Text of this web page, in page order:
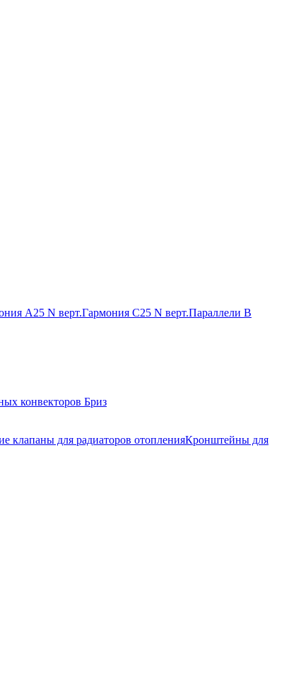
А25 N верт.Гармония С25 N верт.Параллели В
конвекторов Бриз
клапаны для радиаторов отопленияКронштейны для